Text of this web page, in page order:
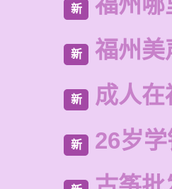
新
新 福州美
新 成人
新 26岁